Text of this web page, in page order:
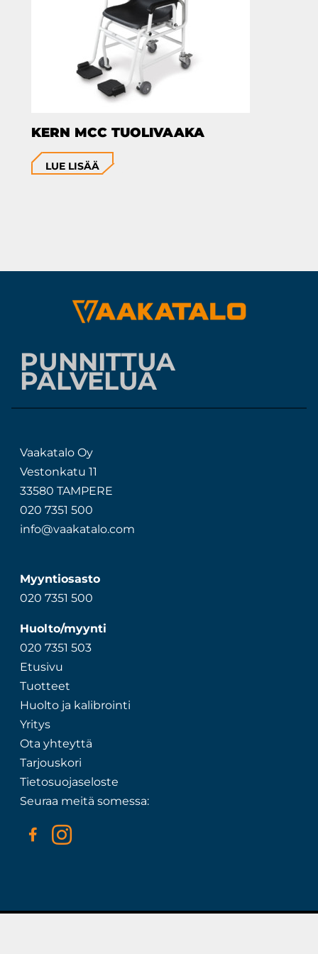
KERN MCC TUOLIVAAKA
LUE LISÄÄ
PUNNITTUA
PALVELUA
Vaakatalo Oy
Vestonkatu 11
33580 TAMPERE
020 7351 500
info@vaakatalo.com
Myyntiosasto
020 7351 500
Huolto/myynti
020 7351 503
Etusivu
Tuotteet
Huolto ja kalibrointi
Yritys
Ota yhteyttä
Tarjouskori
Tietosuojaseloste
Seuraa meitä somessa: